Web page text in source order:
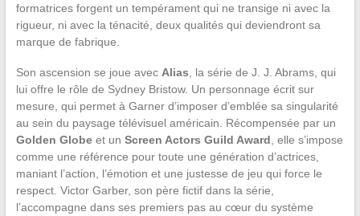
formatrices forgent un tempérament qui ne transige ni avec la
rigueur, ni avec la ténacité, deux qualités qui deviendront sa
marque de fabrique.
Son ascension se joue avec Alias , la série de J. J. Abrams, qui
lui offre le rôle de Sydney Bristow. Un personnage écrit sur
mesure, qui permet à Garner d’imposer d’emblée sa singularité
au sein du paysage télévisuel américain. Récompensée par un
Golden Globeet un Screen Actors Guild Award , elle s’impose
comme une référence pour toute une génération d’actrices,
maniant l’action, l’émotion et une justesse de jeu qui force le
respect. Victor Garber, son père fictif dans la série,
l’accompagne dans ses premiers pas au cœur du système